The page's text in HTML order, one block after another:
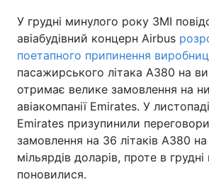
У грудні минулого року ЗМІ
авіабудівний концерн Airbus
поетапного припинення
пасажирського літака A380 на
отримає велике замовлення на
авіакомпанії Emirates. У
Emirates призупинили
замовлення на 36 літаків A380
мільярдів доларів, проте в грудні
поновилися.